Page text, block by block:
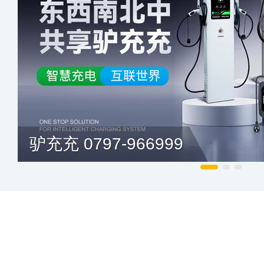
驴充充 0797-966999